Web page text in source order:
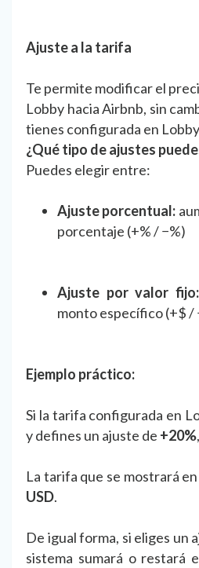
Ajuste a la tarifa
Te permite modificar el
Lobby hacia Airbnb, sin
tienes configurada en
¿Qué tipo de ajustes
Puedes elegir entre:
Ajuste porcentual:
porcentaje (+% / −%)
Ajuste por valor fijo:
monto específico (+$ /
Ejemplo práctico:
Si la tarifa configurada en
y defines un ajuste de +20%,
La tarifa que se mostrará
USD.
De igual forma, si eliges un
sistema sumará o restará